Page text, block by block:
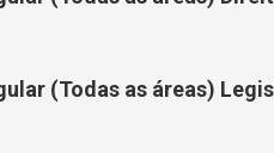
(Todas as áreas)